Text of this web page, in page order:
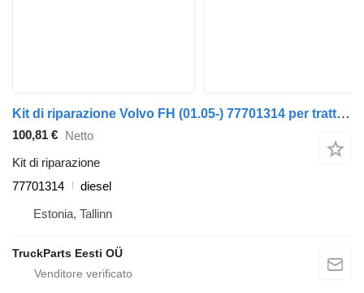
Kit di riparazione Volvo FH (01.05-) 77701314 per trattore stradale Volvo FH12, FH16, NH12, FH, VNL780 (1993-2014)
100,81 € Netto
Kit di riparazione
77701314
diesel
Estonia, Tallinn
TruckParts Eesti OÜ